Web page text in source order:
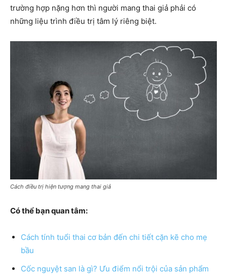
trường hợp nặng hơn thì người mang thai giả phải có
những liệu trình điều trị tâm lý riêng biệt.
Cách điều trị hiện tượng mang thai giả
Có thể bạn quan tâm:
Cách tính tuổi thai cơ bản đến chi tiết cặn kẽ cho mẹ
bầu
Cốc nguyệt san là gì? Ưu điểm nổi trội của sản phẩm